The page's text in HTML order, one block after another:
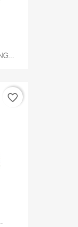
favorite_border